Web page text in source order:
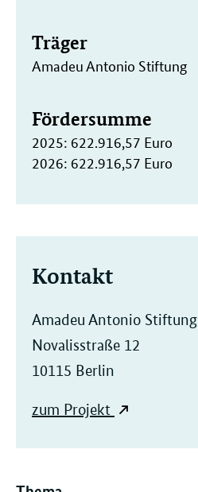
Träger
Amadeu Antonio Stiftung
Fördersumme
2025: 622.916,57 Euro
2026: 622.916,57 Euro
Kontakt
Amadeu Antonio Stiftung
Novalisstraße 12
10115 Berlin
zum Projekt